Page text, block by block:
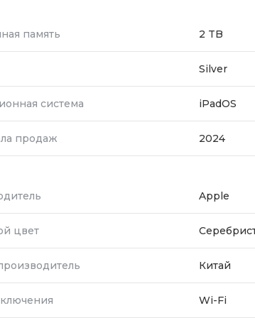
память 2 TB
Silver
система iPadOS
продаж 2024
Apple
цвет
Китай
Wi-Fi